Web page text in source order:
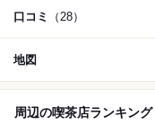
口コミ （28）
地図
周辺の喫茶店ランキング